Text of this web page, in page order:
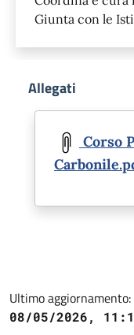
Giunta con le
Allegati
Corso
Ultimo aggiornamento:
08/05/2026,